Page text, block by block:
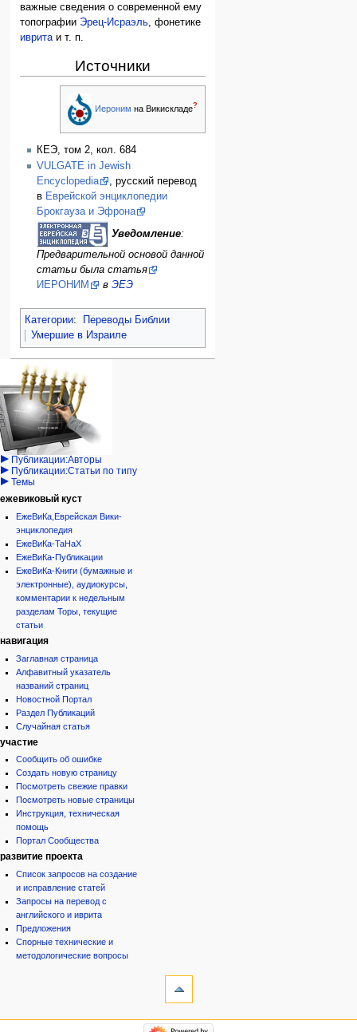
важные сведения о современной ему
топографии Эрец-Исраэль , фонетике
иврита и т. п.
Источники
Иероним на Викискладе?
КЕЭ, том 2, кол. 684
VULGATE in Jewish
Encyclopedia
, русский перевод
в Еврейской энциклопедии
Брокгауза и Эфрона
Уведомление:
Предварительной основой данной
статьи была статья
ИЕРОНИМ
в ЭЕЭ
Категории:
Переводы Библии
Умершие в Израиле
Навигация
персональные инструменты
войти
запрос
учётной
записи
категории
Израиль:Страна и
государство
Иудаизм
Народ
Проекты
Проекты/Участники/
дополнения
Публикации:Авторы
Публикации:Статьи по типу
Темы
ежевиковый куст
ЕжеВиКа,Еврейская Вики-
энциклопедия
ЕжеВиКа-ТаНаХ
ЕжеВиКа-Публикации
ЕжеВиКа-Книги (бумажные и
электронные), аудиокурсы,
комментарии к недельным
разделам Торы, текущие
статьи
навигация
Заглавная страница
Алфавитный указатель
названий страниц
Новостной Портал
Раздел Публикаций
Случайная статья
участие
Сообщить об ошибке
Создать новую страницу
Посмотреть свежие правки
Посмотреть новые страницы
Инструкция, техническая
помощь
Портал Сообщества
развитие проекта
Список запросов на создание
и исправление статей
Запросы на перевод с
английского и иврита
Предложения
Спорные технические и
методологические вопросы
категории